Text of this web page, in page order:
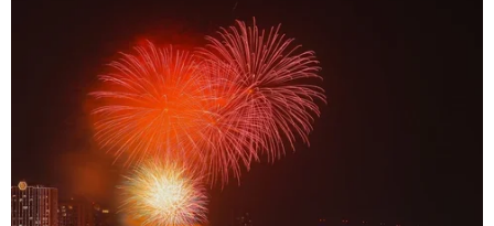
Theo dõi VietnamPlus